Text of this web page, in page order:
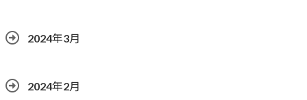
2024年3月
2024年2月